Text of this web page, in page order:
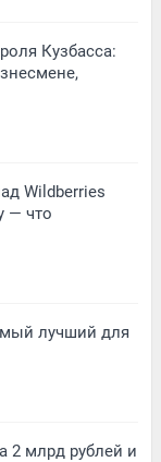
Кузбасса:
Wildberries
— что
лучший для
2 млрд рублей и